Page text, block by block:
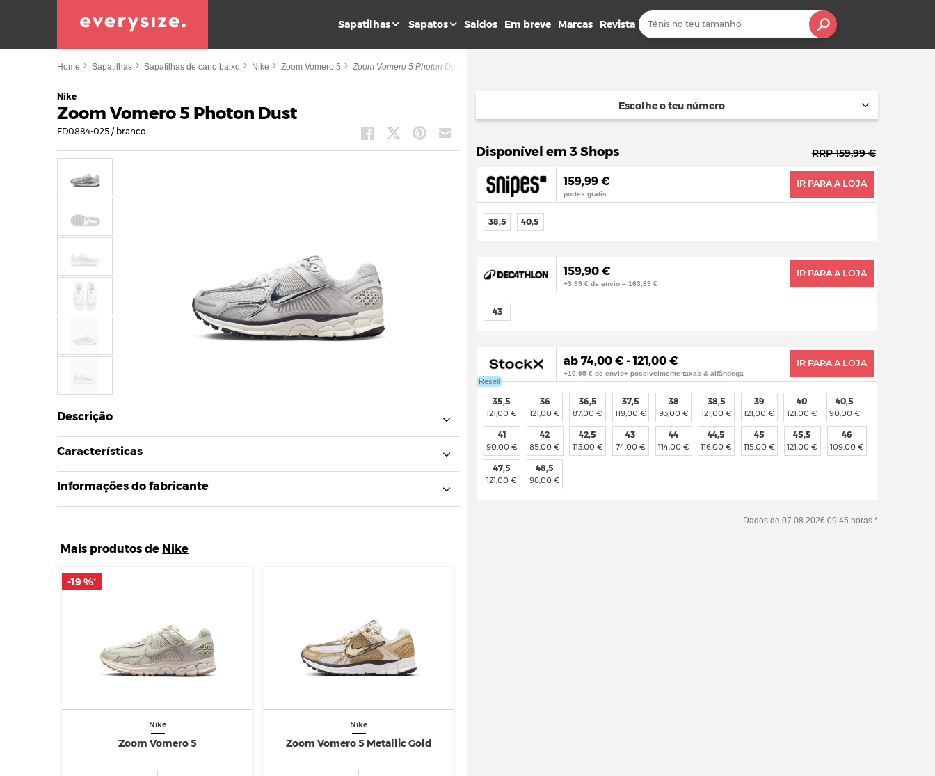
Sapatilhas Sapatos Saldos Em breve Marcas Revista
Home Sapatilhas Sapatilhas de cano baixo Nike Zoom Vomero 5 Zoom Vomero 5 Photon Dust
Nike
Zoom Vomero 5 Photon Dust
FD0884-025 / branco
Descrição
Características
Informações do fabricante
Mais produtos de Nike
Nike
Zoom Vomero 5
-19 %*
-19 %*
Nike
Zoom Vomero 5 Metallic Gold
Escolhe o teu número
Disponível em 3 Shops RRP 159,99 €
159,99 €
portes grátis
IR PARA A LOJA
38,5 40,5
159,90 €
+3,99 € de envio = 163,89 €
IR PARA A LOJA
43
Resell
ab 74,00 € - 121,00 €
+10,95 € de envio+ possivelmente taxas & alfândega
IR PARA A LOJA
35,5
121,00 €
36
121,00 €
36,5
87,00 €
37,5
119,00 €
38
93,00 €
38,5
121,00 €
39
121,00 €
40
121,00 €
40,5
90,00 €
41
90,00 €
42
85,00 €
42,5
113,00 €
43
74,00 €
44
114,00 €
44,5
116,00 €
45
115,00 €
45,5
121,00 €
46
109,00 €
47,5
121,00 €
48,5
98,00 €
Dados de 07.08.2026 09:45 horas *